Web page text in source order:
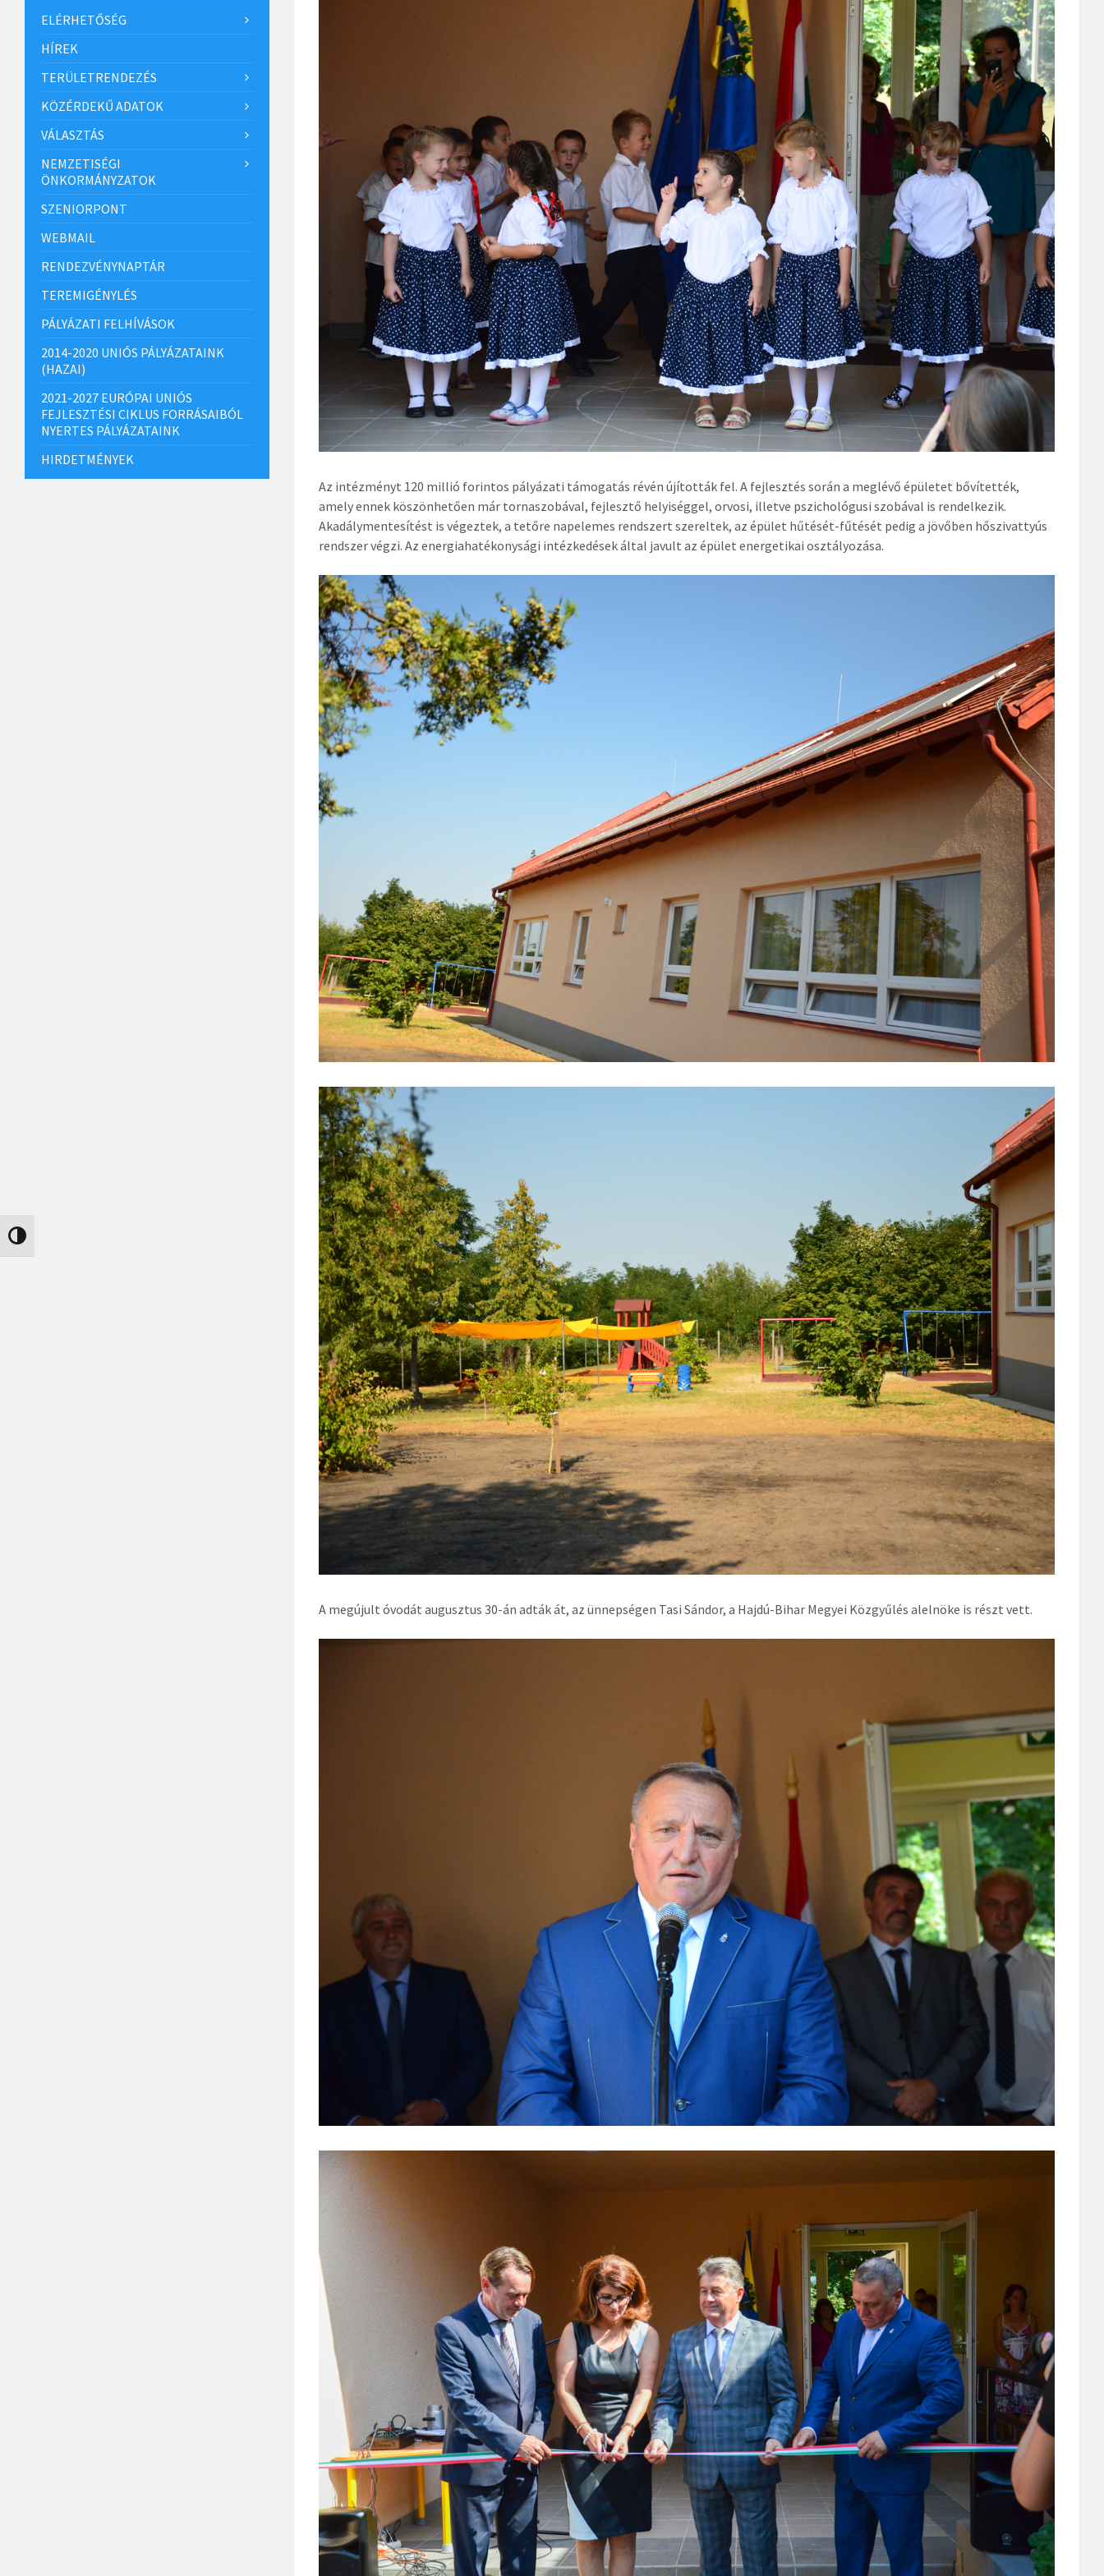
Nagy kontraszt váltása
Az intézményt 120 millió forintos pályázati támogatás révén újították fel. A fejlesztés során a meglévő épületet bővítették,
amely ennek köszönhetően már tornaszobával, fejlesztő helyiséggel, orvosi, illetve pszichológusi szobával is rendelkezik.
Akadálymentesítést is végeztek, a tetőre napelemes rendszert szereltek, az épület hűtését-fűtését pedig a jövőben hőszivattyús
rendszer végzi. Az energiahatékonysági intézkedések által javult az épület energetikai osztályozása.
A megújult óvodát augusztus 30-án adták át, az ünnepségen Tasi Sándor, a Hajdú-Bihar Megyei Közgyűlés alelnöke is részt vett.
ELÉRHETŐSÉG
HÍREK
TERÜLETRENDEZÉS
KÖZÉRDEKŰ ADATOK
VÁLASZTÁS
NEMZETISÉGI
ÖNKORMÁNYZATOK
SZENIORPONT
WEBMAIL
RENDEZVÉNYNAPTÁR
TEREMIGÉNYLÉS
PÁLYÁZATI FELHÍVÁSOK
2014-2020 UNIÓS PÁLYÁZATAINK
(HAZAI)
2021-2027 EURÓPAI UNIÓS
FEJLESZTÉSI CIKLUS FORRÁSAIBÓL
NYERTES PÁLYÁZATAINK
HIRDETMÉNYEK